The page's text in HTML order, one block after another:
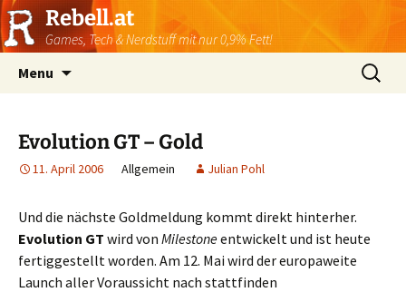
Rebell.at
Games, Tech & Nerdstuff mit nur 0,9% Fett!
Menu
Suchen
nach:
Evolution GT – Gold
11. April 2006 Allgemein Julian Pohl
Und die nächste Goldmeldung kommt direkt hinterher.
Evolution GT wird von Milestoneentwickelt und ist heute
fertiggestellt worden. Am 12. Mai wird der europaweite
Launch aller Voraussicht nach stattfinden